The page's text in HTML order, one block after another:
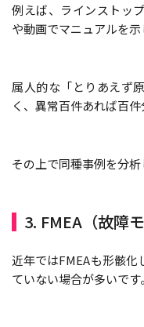
例えば、ラインストッ
や動画でマニュアルを示
属人的な「とりあえず
く、異常百件あれば百件
その上で同種事例を分析
3. FMEA（故障
近年ではFMEAも形骸
ていない場合が多いです。